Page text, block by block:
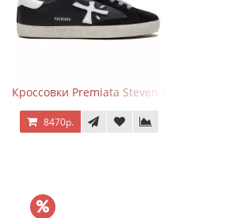
Кроссовки Premiata Steven Black White
8470р.